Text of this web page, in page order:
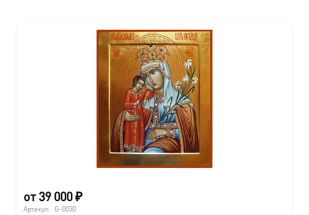
от39 000₽
Артикул: G-0030